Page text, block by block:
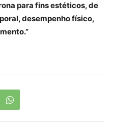
para fins estéticos, de
desempenho físico,